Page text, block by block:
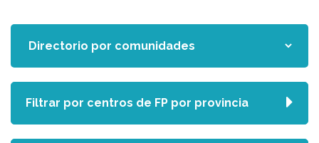
Filtrar por centros de FP por provincia